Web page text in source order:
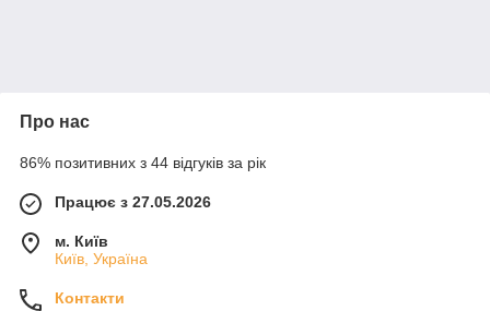
Про нас
86% позитивних з 44 відгуків за рік
Працює з 27.05.2026
м. Київ
Київ, Україна
Контакти